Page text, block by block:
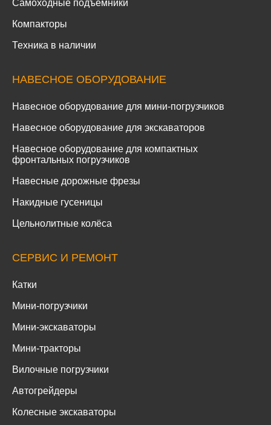
Самоходные подъемники
Компакторы
Техника в наличии
НАВЕСНОЕ ОБОРУДОВАНИЕ
Навесное оборудование для мини-погрузчиков
Навесное оборудование для экскаваторов
Навесное оборудование для компактных
фронтальных погрузчиков
Навесные дорожные фрезы
Накидные гусеницы
Цельнолитные колёса
СЕРВИС И РЕМОНТ
Катки
Мини-погрузчики
Мини-экскаваторы
Мини-тракторы
Вилочные погрузчики
Автогрейдеры
Колесные экскаваторы